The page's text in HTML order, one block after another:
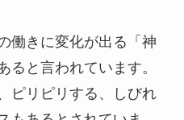
働きに変化が出る「神
ると言われています。
ピリピリする、しびれ